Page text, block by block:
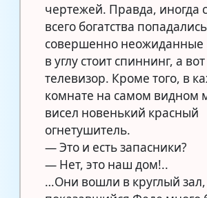
чертежей. Правда, иногда
всего богатства попадались
совершенно неожиданные
в углу стоит спиннинг, а
телевизор. Кроме того, в
комнате на самом видном
висел новенький красный
огнетушитель.
— Это и есть запасники?
— Нет, это наш дом!..
…Они вошли в круглый зал,